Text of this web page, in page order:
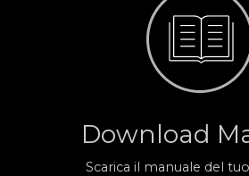
Download
Scarica il manuale del